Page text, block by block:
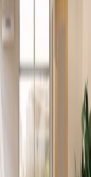
para equipos
mes
mes
oficina
for your
to-use office
Get straight to
city, in the